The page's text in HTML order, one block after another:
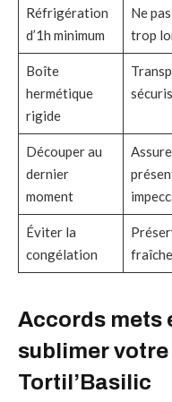
Réfrigération
d’1h minimum
Ne
trop
Boîte
hermétique
rigide
Découper au
dernier
moment
Assure
Éviter la
congélation
Accords mets
sublimer
Tortil’Basilic